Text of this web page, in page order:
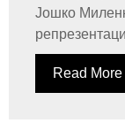
Јошко
Read More